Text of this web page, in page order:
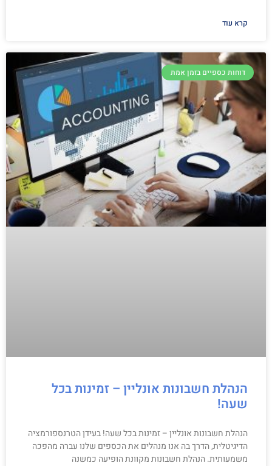
קרא עוד
דוחות כספיים בזמן אמת
הנהלת חשבונות אונליין – זמינות בכל
שעה!
הנהלת חשבונות אונליין – זמינות בכל שעה! בעידן הטרנספורמציה
הדיגיטלית, הדרך בה אנו מנהלים את הכספים שלנו עברה מהפכה
משמעותית. הנהלת חשבונות מקוונת הופיעה כמשנה